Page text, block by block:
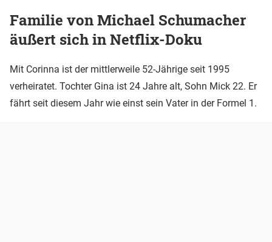
Familie von Michael Schumacher
äußert sich in Netflix-Doku
Mit Corinna ist der mittlerweile 52-Jährige seit 1995
verheiratet. Tochter Gina ist 24 Jahre alt, Sohn Mick 22. Er
fährt seit diesem Jahr wie einst sein Vater in der Formel 1.